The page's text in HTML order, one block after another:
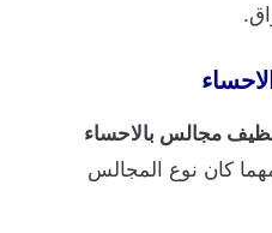
مجالس بالاحساء
كان نوع المجالس